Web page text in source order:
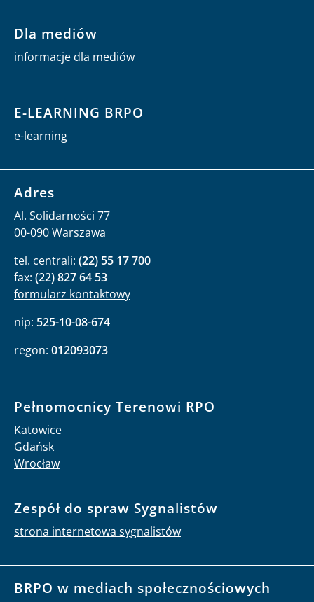
Dla mediów
informacje dla mediów
E-LEARNING BRPO
e-learning
Adres
Al. Solidarności 77
00-090 Warszawa
tel. centrali: (22) 55 17 700
fax: (22) 827 64 53
formularz kontaktowy
nip: 525-10-08-674
regon: 012093073
Pełnomocnicy Terenowi RPO
Katowice
Gdańsk
Wrocław
Zespół do spraw Sygnalistów
strona internetowa sygnalistów
BRPO w mediach społecznościowych